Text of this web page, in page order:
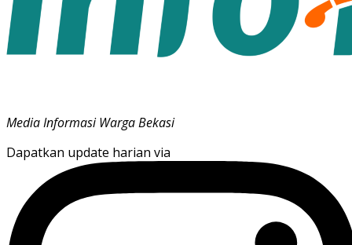
Media Informasi Warga Bekasi
Dapatkan update harian via